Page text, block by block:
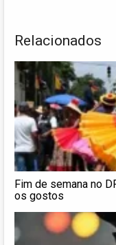
Relacionados
Fim de semana no
os gostos